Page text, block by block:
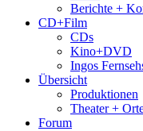
Berichte +
CD+Film
CDs
Kino+DVD
Ingos
Übersicht
Produktionen
Theater +
Forum